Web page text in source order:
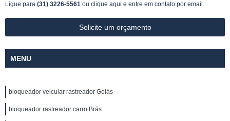
Ligue para (31) 3226-5561 ou clique aqui e entre em contato por email.
Solicite um orçamento
MENU
bloqueador veicular rastreador Goiás
bloqueador rastreador carro Brás